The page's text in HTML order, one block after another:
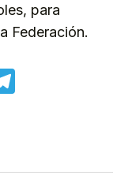
para
Federación.